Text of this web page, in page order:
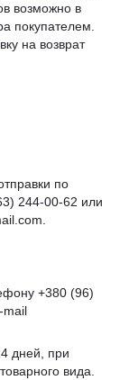
возможно в
покупателем.
на возврат
по
244-00-62 или
+380 (96)
mail
дней, при
вида.